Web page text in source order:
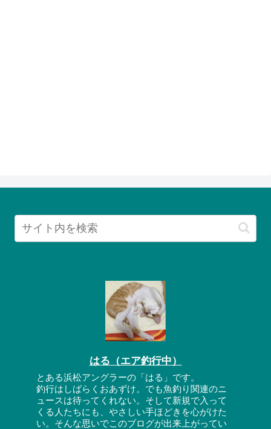
はる（エア釣行中）
とある浜松アングラーの「はる」です。
釣行はしばらくおあずけ。でも魚釣り関連のニ
ュースは待ってくれない。そして新規で入って
くる人たちにも、やさしい手ほどきを心がけた
い。そんな思いでこのブログが出来上がってい